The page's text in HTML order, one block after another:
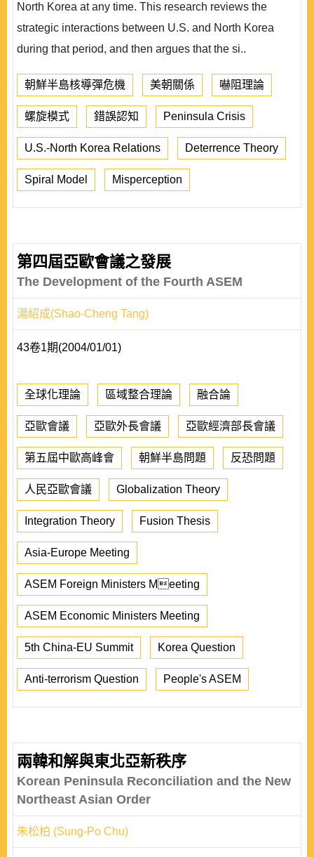
North Korea at any time. This research reviews the
strategic interactions between U.S. and North Korea
during that period, and then argues that the si..
朝鮮半島核導彈危機 美朝關係 嚇阻理論
螺旋模式 錯誤認知 Peninsula Crisis
U.S.-North Korea Relations Deterrence Theory
Spiral Model Misperception
第四屆亞歐會議之發展
The Development of the Fourth ASEM
湯紹成(Shao-Cheng Tang)
43卷1期(2004/01/01)
全球化理論 區域整合理論 融合論
亞歐會議 亞歐外長會議 亞歐經濟部長會議
第五屆中歐高峰會 朝鮮半島問題 反恐問題
人民亞歐會議 Globalization Theory
Integration Theory Fusion Thesis
Asia-Europe Meeting
ASEM Foreign Ministers Meeting
ASEM Economic Ministers Meeting
5th China-EU Summit Korea Question
Anti-terrorism Question People's ASEM
兩韓和解與東北亞新秩序
Korean Peninsula Reconciliation and the New
Northeast Asian Order
朱松柏 (Sung-Po Chu)